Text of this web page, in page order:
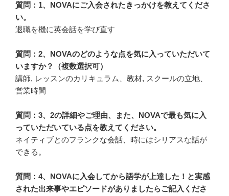
質問：1、NOVAにご入会されたきっかけを教えてくださ
い。
退職を機に英会話を学び直す
質問：2、NOVAのどのような点を気に入っていただいて
いますか？（複数選択可）
講師, レッスンのカリキュラム、教材, スクールの立地、
営業時間
質問：3、2の詳細やご理由、また、NOVAで最も気に入
っていただいている点を教えてください。
ネイティブとのフランクな会話、時にはシリアスな話が
できる。
質問：4、NOVAに入会してから語学が上達した！と実感
された出来事やエピソードがありましたらご記入くださ